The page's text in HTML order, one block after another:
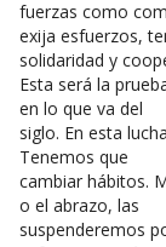
fuerzas como
exija esfuerzos,
solidaridad y
Esta será la
en lo que va del
siglo. En esta
Tenemos que
cambiar hábitos.
o el abrazo, las
suspenderemos